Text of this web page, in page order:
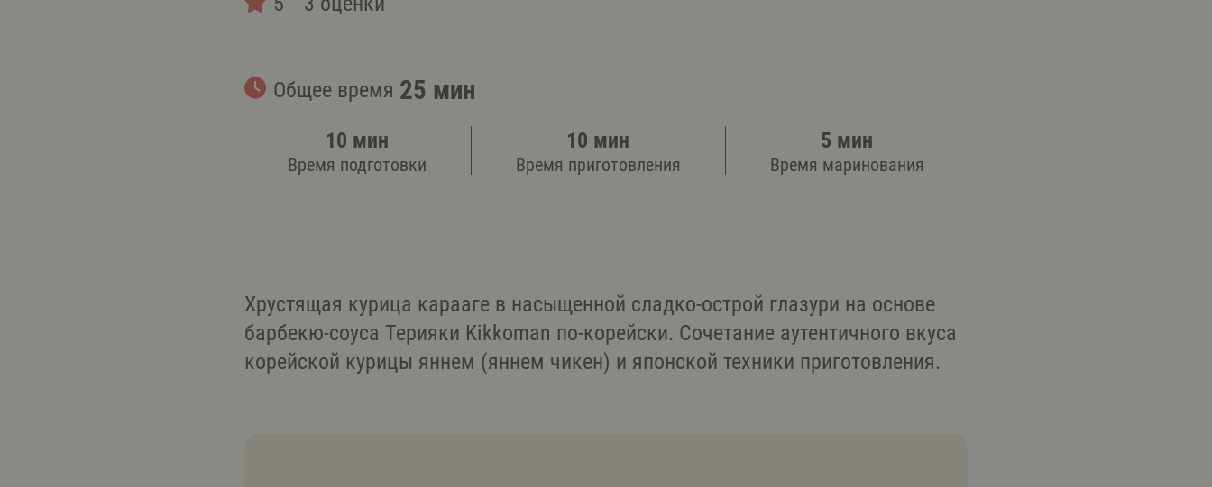
Общее время 25 мин
10 мин
Время подготовки
10 мин
Время приготовления
5 мин
Время маринования
Хрустящая курица карааге в насыщенной сладко-острой глазури на основе
барбекю-соуса Терияки Kikkoman по-корейски. Cочетание аутентичного вкуса
корейской курицы яннем (яннем чикен) и японской техники приготовления.